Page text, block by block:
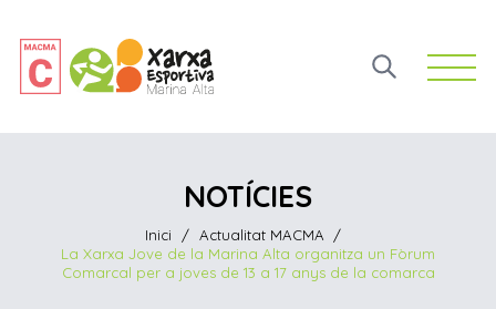
Open
NOTÍCIES
Inici / Actualitat MACMA
/
La Xarxa Jove de la Marina Alta organitza un Fòrum
Comarcal per a joves de 13 a 17 anys de la comarca